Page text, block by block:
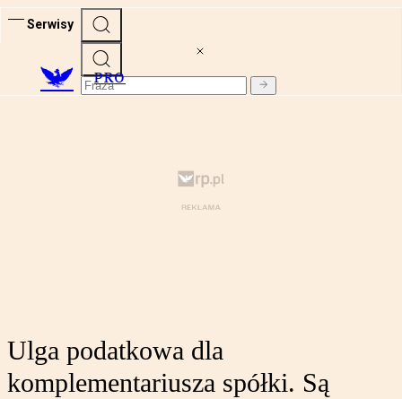
Serwisy
PRO
Ulga podatkowa dla
komplementariusza spółki. Są